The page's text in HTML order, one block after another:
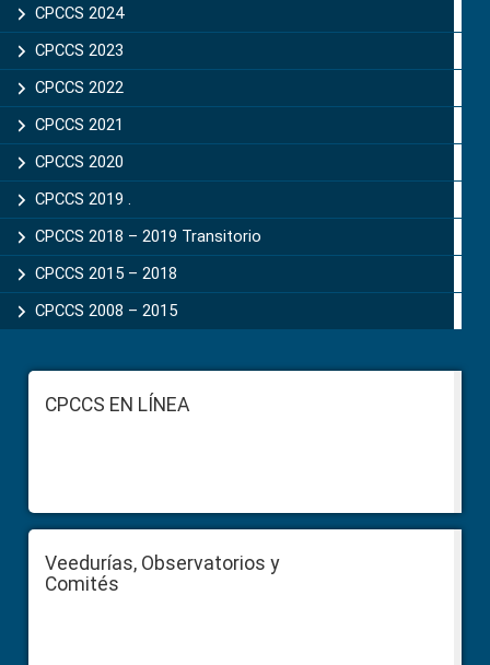
CPCCS 2024
CPCCS 2023
CPCCS 2022
CPCCS 2021
CPCCS 2020
CPCCS 2019 .
CPCCS 2018 – 2019 Transitorio
CPCCS 2015 – 2018
CPCCS 2008 – 2015
FooterCPCCS EN LÍNEA
Veedurías, Observatorios y
Comités